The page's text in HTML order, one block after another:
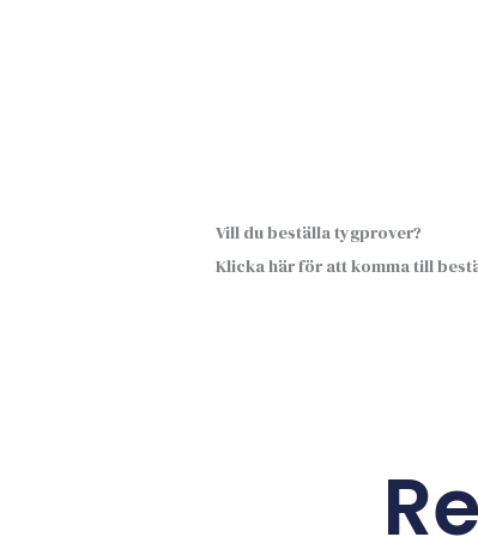
Vill du beställa tygprover?
Klicka här för att komma till